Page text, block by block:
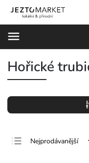
Hořické
Nejprodávanější